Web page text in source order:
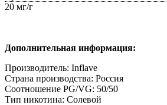
20 мг/г
Дополнительная информация:
Производитель: Inflave
Страна производства: Россия
Соотношение PG/VG: 50/50
Тип никотина: Солевой